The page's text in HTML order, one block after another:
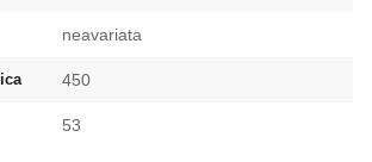
neavariata
450
53